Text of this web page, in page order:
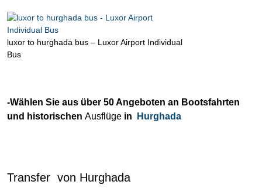
luxor to hurghada bus – Luxor Airport Individual
Bus
-Wählen Sie aus über 50 Angeboten an Bootsfahrten
und historischen Ausflüge in Hurghada
Transfer von Hurghada